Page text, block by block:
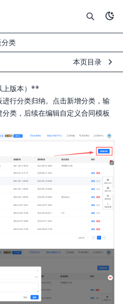
类
本页目录
上版本）**
行分类归纳。点击新增分类，输
类，后续在编辑自定义合同模板